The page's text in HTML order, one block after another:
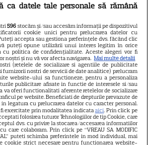
Libertatea
pentru femei
GSP
Știri mondene
Avantaje
Elle
Unica
Retete practice
URMĂREȘTE-NE PE
ca datele tale personale să rămână
596 stocăm și/sau accesăm informații pe dispozitivul
cookie unici pentru prelucrarea datelor cu
accepta sau gestiona preferințele dvs. făcând clic
puteți opune utilizării unui interes legitim în orice
cu politica de confidențialitate. Aceste alegeri vor fi
noștri și nu vă vor afecta navigarea. Mai multe detalii
(retelele de socializare si agentiile de publicitate
furnizorii nostri de servicii de date analitice) prelucram
website-ului sa functioneze, pentru a personaliza
publicitare afisate in functie de interesele si/sau
va oferi functionalitati aferente retelelor de socializare
pe website. Beneficiati de drepturile prevazute de
in legatura cu prelucrarea datelor cu caracter personal.
exercitate prin modalitatea indicataaici. Prin click pe
folosirea tuturor Tehnologiilor de tip Cookie, care
dvs. cu privire la stocarea/accesarea informatiilor
care colaboram. Prin click pe “VREAU SA MODIFIC
puteti schimba preferintele in mod individual, mai
cookie strict necesare pentru functionarea website-